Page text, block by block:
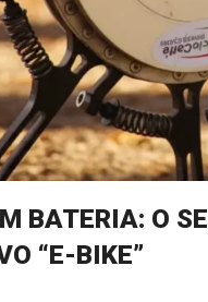
BATERIA: O
“E-BIKE”